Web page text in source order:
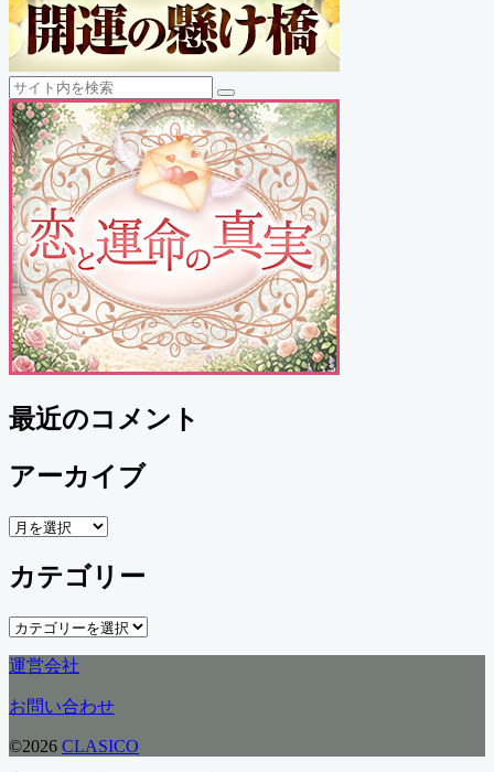
検
索
検
索
最近のコメント
アーカイブ
ア
カ
イ
ブ
カテゴリー
カ
ゴ
リ
ー
運営会社
お問い合わせ
©2026 CLASICO